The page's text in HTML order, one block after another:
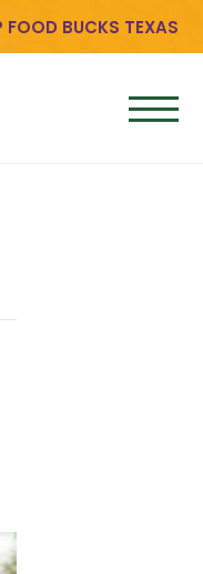
FOOD BUCKS TEXAS